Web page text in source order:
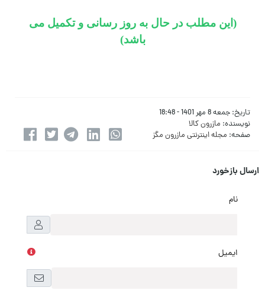
(این مطلب در حال به روز رسانی و تکمیل می
باشد)
تاریخ: جمعه 8 مهر 1401 - 18:48
نویسنده: مازرون کالا
صفحه: مجله اینترنتی مازرون مگز
ارسال بازخورد
نام
ایمیل